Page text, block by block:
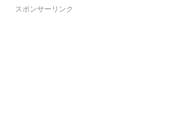
スポンサーリンク